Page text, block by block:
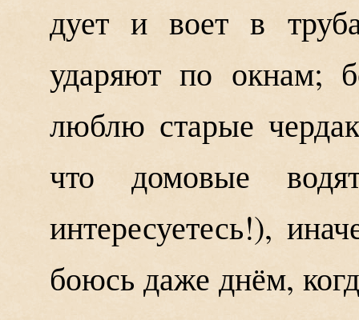
дует и воет в
ударяют по окнам;
люблю старые
что домовые
интересуетесь!),
боюсь даже днём,